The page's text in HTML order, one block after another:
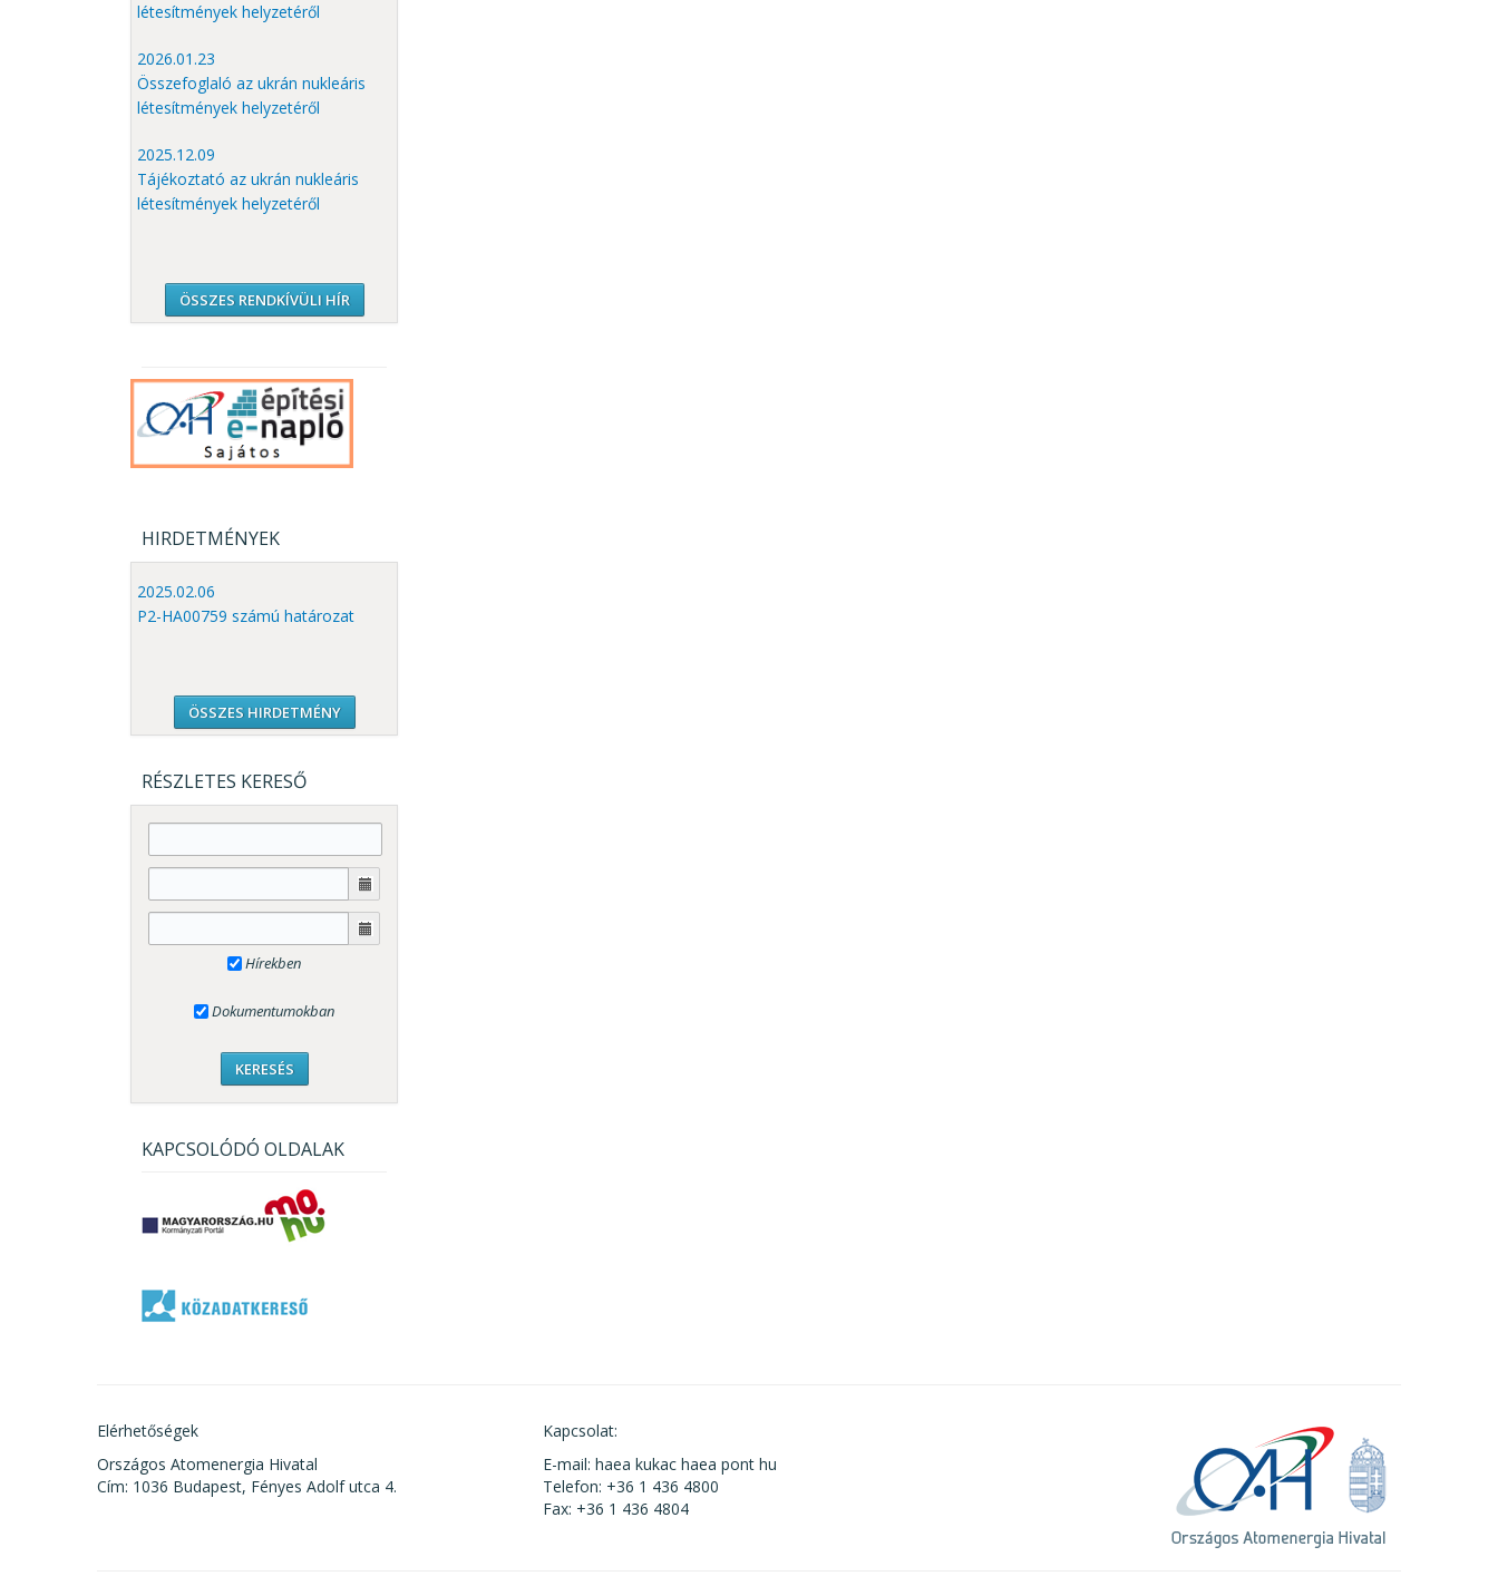
létesítmények helyzetéről
2026.01.23
Összefoglaló az ukrán nukleáris
létesítmények helyzetéről
2025.12.09
Tájékoztató az ukrán nukleáris
létesítmények helyzetéről
ÖSSZES RENDKÍVÜLI HÍR
HIRDETMÉNYEK
2025.02.06
P2-HA00759 számú határozat
ÖSSZES HIRDETMÉNY
RÉSZLETES KERESŐ
Hírekben
Dokumentumokban
KAPCSOLÓDÓ OLDALAK
Elérhetőségek
Országos Atomenergia Hivatal
Cím: 1036 Budapest, Fényes Adolf utca 4.
Kapcsolat:
E-mail: haea kukac haea pont hu
Telefon: +36 1 436 4800
Fax: +36 1 436 4804